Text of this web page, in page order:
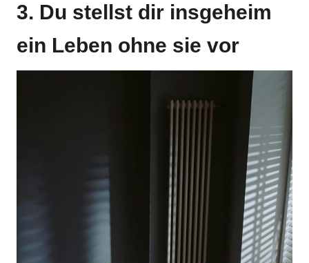
3. Du stellst dir insgeheim
ein Leben ohne sie vor